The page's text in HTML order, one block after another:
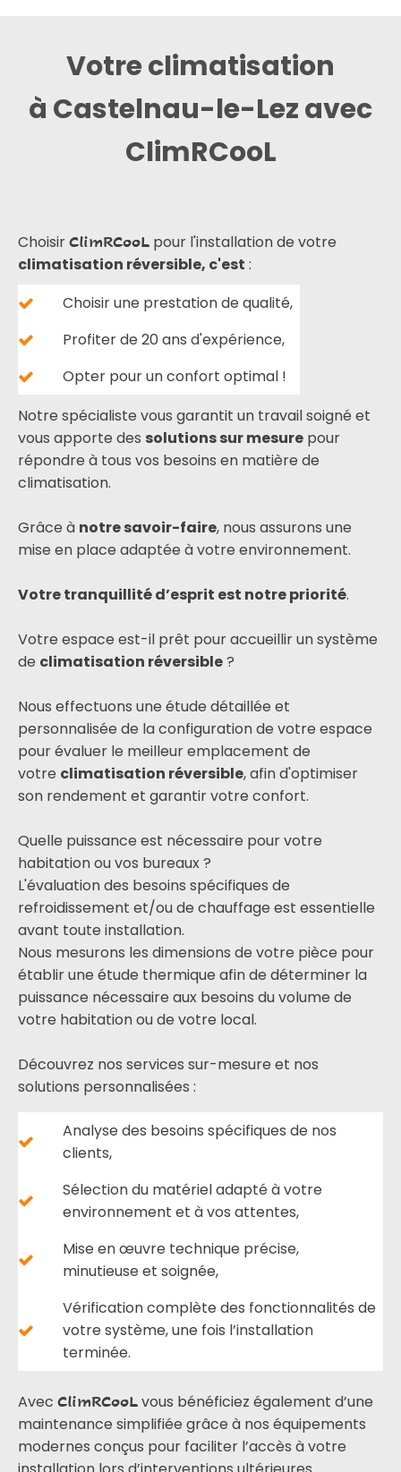
Votre climatisation
à Castelnau-le-Lez avec
ClimRCooL
ChoisirClimRCooL pour l'installation de votre
climatisation réversible, c'est :
Choisir une prestation de qualité,
Profiter de 20 ans d'expérience,
Opter pour un confort optimal !
Notre spécialiste vous garantit un travail soigné et
vous apporte des solutions sur mesure pour
répondre à tous vos besoins en matière de
climatisation.
Grâce à notre savoir-faire, nous assurons une
mise en place adaptée à votre environnement.
Votre tranquillité d’esprit est notre priorité.
Votre espace est-il prêt pour accueillir un système
de climatisation réversible?
Nous effectuons une étude détaillée et
personnalisée de la configuration de votre espace
pour évaluer le meilleur emplacement de
votre climatisation réversible, afin d'optimiser
son rendement et garantir votre confort.
Quelle puissance est nécessaire pour votre
habitation ou vos bureaux ?
L'évaluation des besoins spécifiques de
refroidissement et/ou de chauffage est essentielle
avant toute installation.
Nous mesurons les dimensions de votre pièce pour
établir une étude thermique afin de déterminer la
puissance nécessaire aux besoins du volume de
votre habitation ou de votre local.
Découvrez nos services sur-mesure et nos
solutions personnalisées :
Analyse des besoins spécifiques de nos
clients,
Sélection du matériel adapté à votre
environnement et à vos attentes,
Mise en œuvre technique précise,
minutieuse et soignée,
Vérification complète des fonctionnalités de
votre système, une fois l’installation
terminée.
Avec ClimRCooLvous bénéficiez également d’une
maintenance simplifiée grâce à nos équipements
modernes conçus pour faciliter l’accès à votre